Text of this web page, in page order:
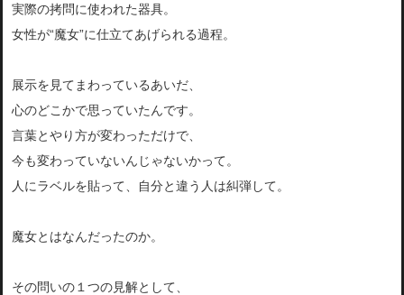
実際の拷問に使われた器具。
女性が“魔女”に仕立てあげられる過程。
展示を見てまわっているあいだ、
心のどこかで思っていたんです。
言葉とやり方が変わっただけで、
今も変わっていないんじゃないかって。
人にラベルを貼って、自分と違う人は糾弾して。
魔女とはなんだったのか。
その問いの１つの見解として、